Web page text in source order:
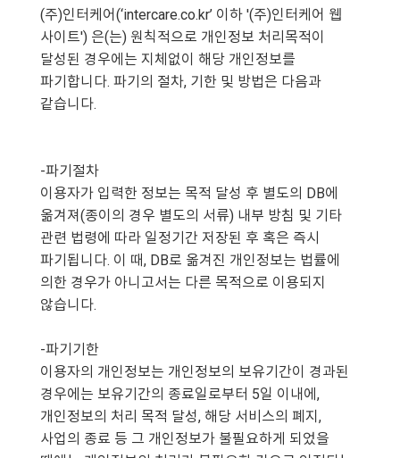
(주)인터케어(‘intercare.co.kr’ 이하 '(주)인터케어 웹
사이트') 은(는) 원칙적으로 개인정보 처리목적이
달성된 경우에는 지체없이 해당 개인정보를
파기합니다. 파기의 절차, 기한 및 방법은 다음과
같습니다.
-파기절차
이용자가 입력한 정보는 목적 달성 후 별도의 DB에
옮겨져(종이의 경우 별도의 서류) 내부 방침 및 기타
관련 법령에 따라 일정기간 저장된 후 혹은 즉시
파기됩니다. 이 때, DB로 옮겨진 개인정보는 법률에
의한 경우가 아니고서는 다른 목적으로 이용되지
않습니다.
-파기기한
이용자의 개인정보는 개인정보의 보유기간이 경과된
경우에는 보유기간의 종료일로부터 5일 이내에,
개인정보의 처리 목적 달성, 해당 서비스의 폐지,
사업의 종료 등 그 개인정보가 불필요하게 되었을